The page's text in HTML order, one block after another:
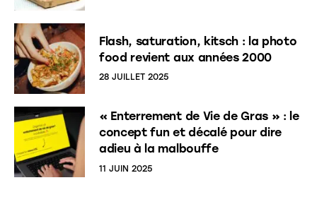
Flash, saturation, kitsch : la photo
food revient aux années 2000
28 JUILLET 2025
« Enterrement de Vie de Gras » : le
concept fun et décalé pour dire
adieu à la malbouffe
11 JUIN 2025